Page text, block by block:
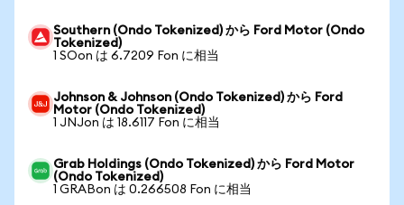
Southern (Ondo Tokenized) から Ford Motor (Ondo
Tokenized)
1 SOon は 6.7209 Fon に相当
Johnson & Johnson (Ondo Tokenized) から Ford
Motor (Ondo Tokenized)
1 JNJon は 18.6117 Fon に相当
Grab Holdings (Ondo Tokenized) から Ford Motor
(Ondo Tokenized)
1 GRABon は 0.266508 Fon に相当